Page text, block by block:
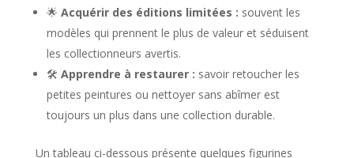
🌟 Acquérir des éditions limitées : souvent les
modèles qui prennent le plus de valeur et séduisent
les collectionneurs avertis.
🛠️ Apprendre à restaurer : savoir retoucher les
petites peintures ou nettoyer sans abîmer est
toujours un plus dans une collection durable.
Un tableau ci-dessous présente quelques figurines